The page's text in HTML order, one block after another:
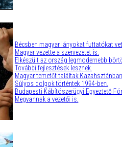
Bécsben magyar lányokat futtatókat
Magyar vezette a szervezetet is.
Elkészült az ország legmodernebb
További fejlesztések lesznek.
Magyar temetőt találtak Kazahsztánban
Súlyos dolgok történtek 1994-ben.
Budapesti Kábítószerügyi Egyeztető
Megvannak a vezetői is.